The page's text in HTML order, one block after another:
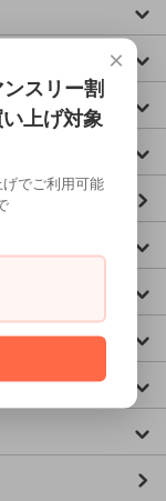
×
スリー割
上げ対象
げでご利用可能